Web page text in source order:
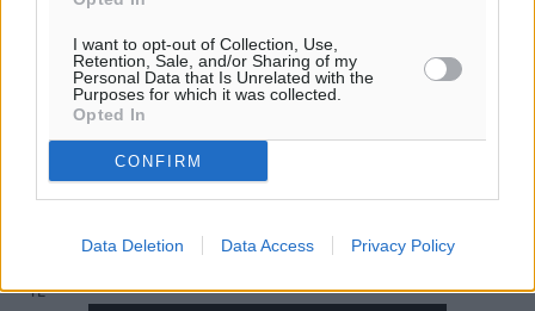
I want to opt-out of Collection, Use,
Retention, Sale, and/or Sharing of my
Personal Data that Is Unrelated with the
Purposes for which it was collected.
Opted In
CONFIRM
Data Deletion Data Access Privacy Policy
πρόγνωση:
°
29°
ΤΕ